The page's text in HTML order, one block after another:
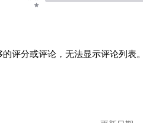
评分或评论，无法显示评论列表